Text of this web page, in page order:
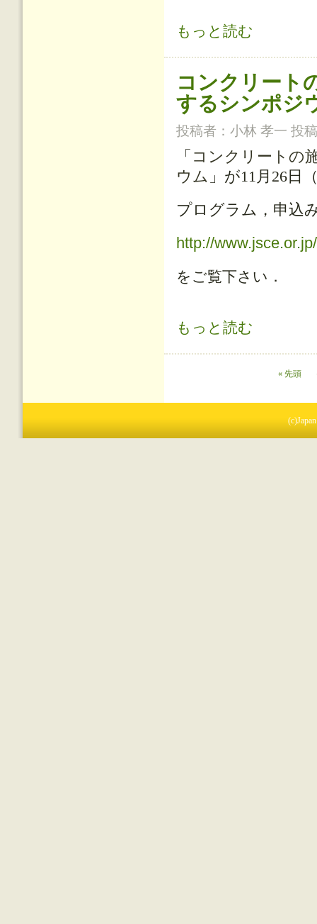
若手/中堅実務者のためのコンク
もっと読む
コンクリート
するシンポジ
投稿者： 小林 孝一 投
「 コンクリートの
ウム 」が11 月 26日
プログラム，申込
http://
をご覧下さい．
コンクリートの施工性能の照査・
もっと読む
« 先頭